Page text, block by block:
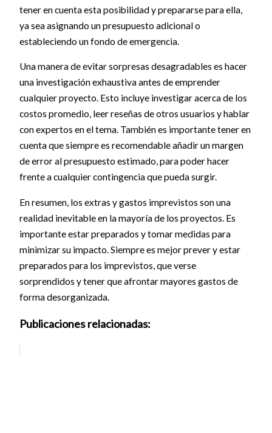
tener en cuenta esta posibilidad y prepararse para ella,
ya sea asignando un presupuesto adicional o
estableciendo un fondo de emergencia.
Una manera de evitar sorpresas desagradables es hacer
una investigación exhaustiva antes de emprender
cualquier proyecto. Esto incluye investigar acerca de los
costos promedio, leer reseñas de otros usuarios y hablar
con expertos en el tema. También es importante tener en
cuenta que siempre es recomendable añadir un margen
de error al presupuesto estimado, para poder hacer
frente a cualquier contingencia que pueda surgir.
En resumen, los extras y gastos imprevistos son una
realidad inevitable en la mayoría de los proyectos. Es
importante estar preparados y tomar medidas para
minimizar su impacto. Siempre es mejor prever y estar
preparados para los imprevistos, que verse
sorprendidos y tener que afrontar mayores gastos de
forma desorganizada.
Publicaciones relacionadas: